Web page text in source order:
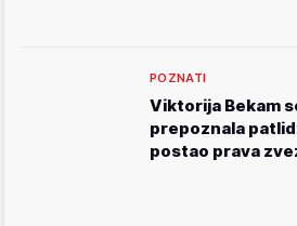
POZNATI
Viktorija Bekam
prepoznala
postao prava